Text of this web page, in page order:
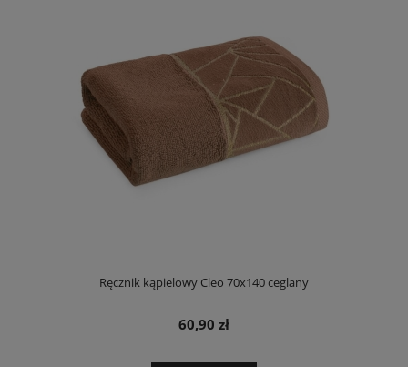
Ręcznik kąpielowy Cleo 70x140 ceglany
60,90 zł